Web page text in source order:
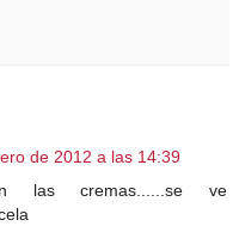
de 2012 a las 14:39
las cremas......se ve